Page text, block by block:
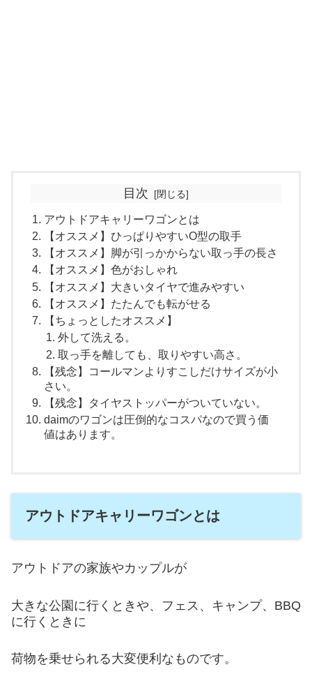
目次
アウトドアキャリーワゴンとは
【オススメ】ひっぱりやすいO型の取手
【オススメ】脚が引っかからない取っ手の長さ
【オススメ】色がおしゃれ
【オススメ】大きいタイヤで進みやすい
【オススメ】たたんでも転がせる
【ちょっとしたオススメ】
外して洗える。
取っ手を離しても、取りやすい高さ。
【残念】コールマンよりすこしだけサイズが小
さい。
【残念】タイヤストッパーがついていない。
daimのワゴンは圧倒的なコスパなので買う価
値はあります。
アウトドアキャリーワゴンとは
アウトドアの家族やカップルが
大きな公園に行くときや、フェス、キャンプ、BBQ
に行くときに
荷物を乗せられる大変便利なものです。